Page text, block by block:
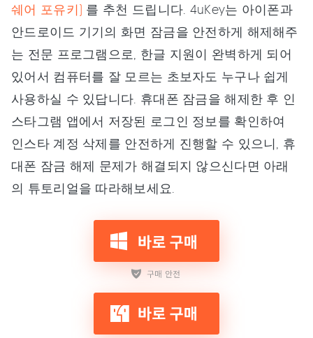
쉐어 포유키) 를 추천 드립니다. 4uKey는 아이폰과
안드로이드 기기의 화면 잠금을 안전하게 해제해주
는 전문 프로그램으로, 한글 지원이 완벽하게 되어
있어서 컴퓨터를 잘 모르는 초보자도 누구나 쉽게
사용하실 수 있답니다. 휴대폰 잠금을 해제한 후 인
스타그램 앱에서 저장된 로그인 정보를 확인하여
인스타 계정 삭제를 안전하게 진행할 수 있으니, 휴
대폰 잠금 해제 문제가 해결되지 않으신다면 아래
의 튜토리얼을 따라해보세요.